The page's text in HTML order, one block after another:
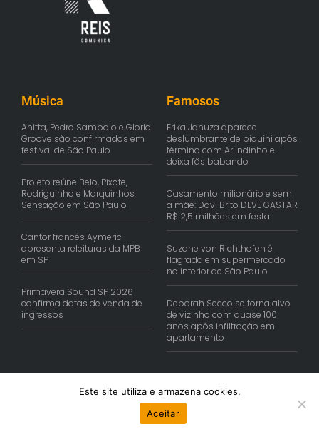
Música
Anitta, Pedro Sampaio e Gloria
Groove são confirmados em
festival de São Paulo
Projeto reúne Belo, Pixote,
Rodriguinho e Marquinhos
Sensação em São Paulo
Cantor francês Aymeric
apresenta releituras da MPB
em SP
Primavera Sound SP 2026
confirma datas de venda de
ingressos
Famosos
Erika Januza aparece
deslumbrante de biquíni após
término com Arlindinho e
deixa fãs babando
Casamento milionário e sem
a mãe: Davi Brito DEVE GASTAR
R$ 2,5 milhões em festa
Suzane von Richthofen é
flagrada em supermercado
no interior de São Paulo
Deborah Secco se torna alvo
de vizinho com quase 100
anos após infiltração em
apartamento
© Copyright 2026 | Reis Comunica. Todos os Direitos Reservados.
Este site utiliza e armazena cookies.
Aceitar